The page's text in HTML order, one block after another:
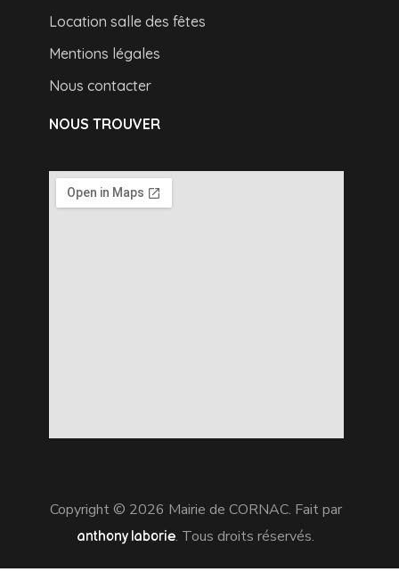
Location salle des fêtes
Mentions légales
Nous contacter
NOUS TROUVER
Copyright © 2026 Mairie de CORNAC. Fait par
anthony laborie. Tous droits réservés.